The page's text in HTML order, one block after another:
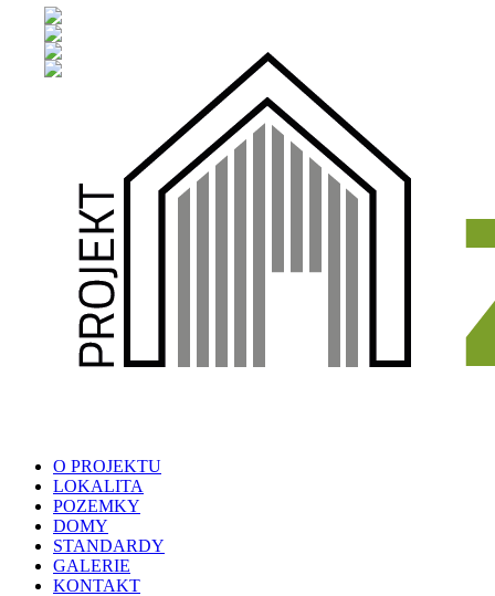
O PROJEKTU
LOKALITA
POZEMKY
DOMY
STANDARDY
GALERIE
KONTAKT